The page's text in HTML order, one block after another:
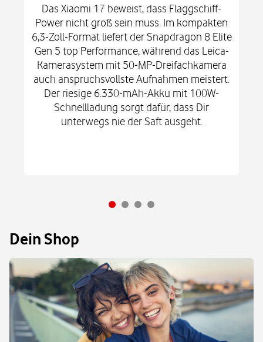
Das Xiaomi 17 beweist, dass Flaggschiff-
Power nicht groß sein muss. Im kompakten
6,3-Zoll-Format liefert der Snapdragon 8 Elite
Gen 5 top Performance, während das Leica-
Kamerasystem mit 50-MP-Dreifachkamera
auch anspruchsvollste Aufnahmen meistert.
Der riesige 6.330-mAh-Akku mit 100W-
Schnellladung sorgt dafür, dass Dir
unterwegs nie der Saft ausgeht.
Dein Shop